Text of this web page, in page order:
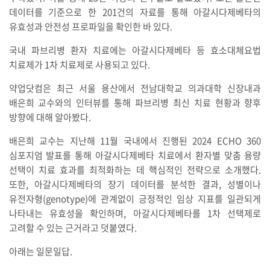
데이터를 기준으로 한 201건의 자료를 통해 아갈시다제베타의
유효성과 안전성 프로파일을 확인한 바 있다.
국내 파브리병 환자 치료에는 아갈시다제베타 등 효소대체요법
치료제가 1차 치료제로 사용되고 있다.
약업닷컴은 최근 서울 용산에서 전남대학교 의과대학 신장내과
배은희 교수와의 인터뷰를 통해 파브리병 최신 치료 현황과 향후
방향에 대해 알아봤다.
배은희 교수는 지난해 11월 국내에서 진행된 2024 ECHO 360
심포지엄 발표를 통해 아갈시다제베타 치료에서 환자별 맞춤 용량
선택이 치료 효과를 최적화하는 데 핵심적인 전략으로 소개했다.
또한, 아갈시다제베타의 장기 데이터를 분석한 결과, 성별이나
유전자형(genotype)에 관계없이 긍정적인 임상 지표를 일관되게
나타내는 유효성을 확인하며, 아갈시다제베타를 1차 선택제로
고려할 수 있는 근거라고 덧붙였다.
아래는 일문일답.